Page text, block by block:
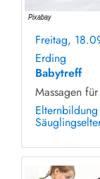
Freitag,
Erding
Babytreff
Massagen